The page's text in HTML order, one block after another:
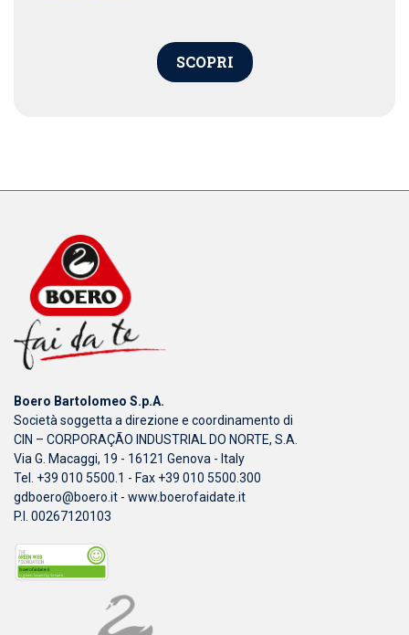
SCOPRI
Boero Bartolomeo S.p.A.
Società soggetta a direzione e coordinamento di
CIN – CORPORAÇÃO INDUSTRIAL DO NORTE, S.A.
Via G. Macaggi, 19 - 16121 Genova - Italy
Tel. +39 010 5500.1 - Fax +39 010 5500.300
gdboero@boero.it - www.boerofaidate.it
P.I. 00267120103